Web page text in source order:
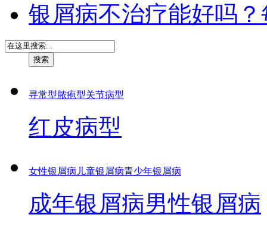
银屑病不治疗能好吗？
寻常型脓疱型关节病型
红皮病型
女性银屑病 儿童银屑病青少年银屑病
成年银屑病男性银屑病